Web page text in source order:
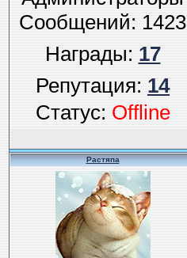
Сообщений:1423
Награды:17
Репутация:14
Статус:Offline
Растяпа